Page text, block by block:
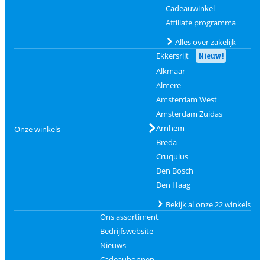
Cadeauwinkel
Affiliate programma
Alles over zakelijk
Onze winkels
Ekkersrijt Nieuw!
Alkmaar
Almere
Amsterdam West
Amsterdam Zuidas
Arnhem
Breda
Cruquius
Den Bosch
Den Haag
Bekijk al onze 22 winkels
Ons assortiment
Bedrijfswebsite
Nieuws